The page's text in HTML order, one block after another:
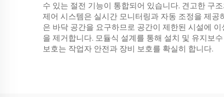
수 있는 절전 기능이 통합되어 있습니다. 견고한 구
제어 시스템은 실시간 모니터링과 자동 조정을 제
은 바닥 공간을 요구하므로 공간이 제한된 시설에
을 제거합니다. 모듈식 설계를 통해 설치 및 유지보
보호는 작업자 안전과 장비 보호를 확실히 합니다.